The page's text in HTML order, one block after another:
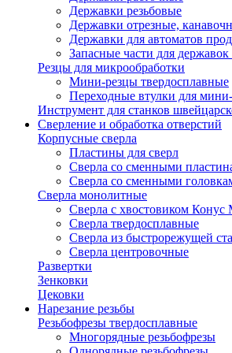
Державки резьбовые
Державки отрезные,
Державки для автоматов
Запасные части для державок
Резцы для микрообработки
Мини-резцы твердосплавные
Переходные втулки для
Инструмент для станков
Сверление и обработка отверстий
Корпусные сверла
Пластины для сверл
Сверла со сменными
Сверла со сменными
Сверла монолитные
Сверла с хвостовиком Конус
Сверла твердосплавные
Сверла из быстрорежущей
Сверла центровочные
Развертки
Зенковки
Цековки
Нарезание резьбы
Резьбофрезы твердосплавные
Многорядные резьбофрезы